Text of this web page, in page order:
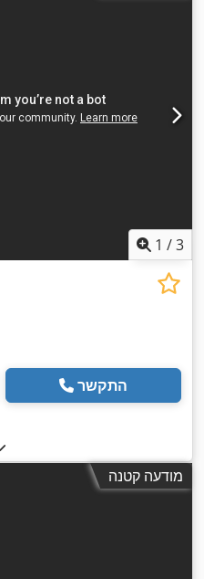
1 /3
התקשר
מודעה קטנה